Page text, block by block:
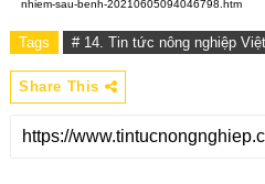
nhiem-sau-benh-20210605094046798.htm
Tags # 14. Tin tức nông nghiệp
Share This